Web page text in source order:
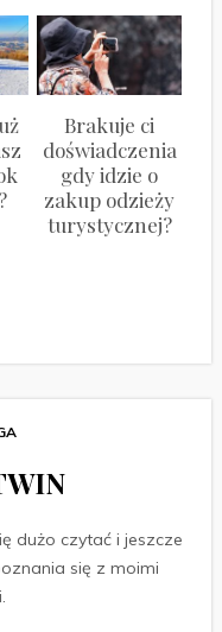
Brakuje ci
doświadczenia
gdy idzie o
zakup odzieży
turystycznej?
dużo czytać i jeszcze
się z moimi